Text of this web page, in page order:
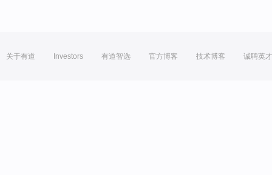
关于有道 Investors 有道智选 官方博客 技术博客 诚聘英才